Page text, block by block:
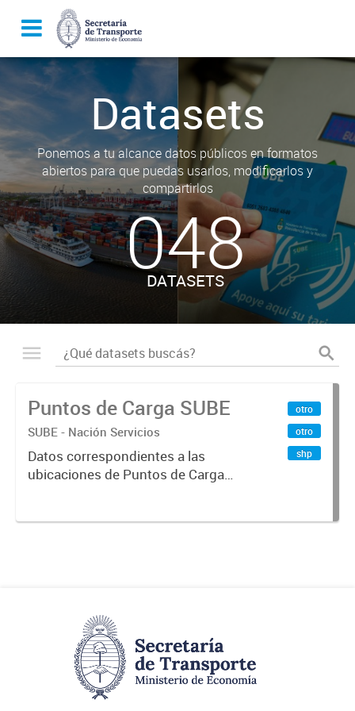
Datasets
Ponemos a tu alcance datos públicos en formatos
abiertos para que puedas usarlos, modificarlos y
compartirlos
048
DATASETS
Puntos de Carga SUBE
SUBE - Nación Servicios
Datos correspondientes a las
ubicaciones de Puntos de Carga
otro
otro
shp